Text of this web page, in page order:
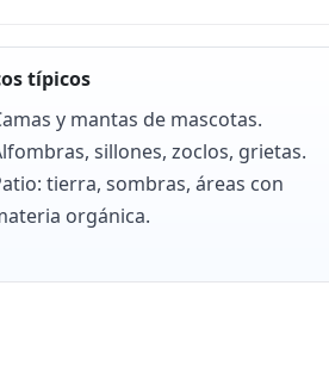
típicos
y mantas de mascotas.
sillones, zoclos, grietas.
tierra, sombras, áreas con
orgánica.